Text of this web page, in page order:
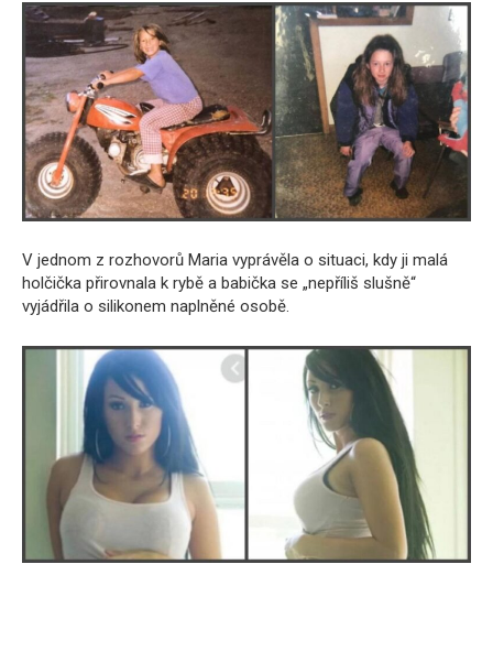
V jednom z rozhovorů Maria vyprávěla o situaci, kdy ji malá
holčička přirovnala k rybě a babička se „nepříliš slušně“
vyjádřila o silikonem naplněné osobě.